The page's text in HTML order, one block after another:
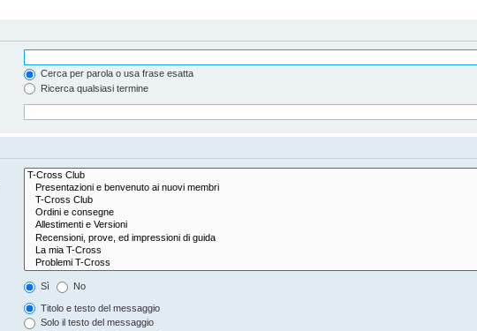
Cerca per parola o usa frase esatta
Ricerca qualsiasi termine
Sì No
Titolo e testo del messaggio
Solo il testo del messaggio